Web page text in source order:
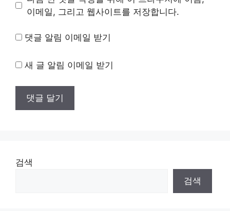
트 이메일, 그리고 웹사이트를 저장합니다.
댓글 알림 이메일 받기
새 글 알림 이메일 받기
검색
검색